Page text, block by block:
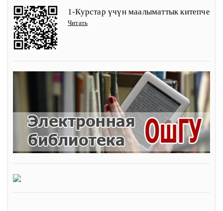
1-Курстар үчүн маалыматтык китепче
Читать